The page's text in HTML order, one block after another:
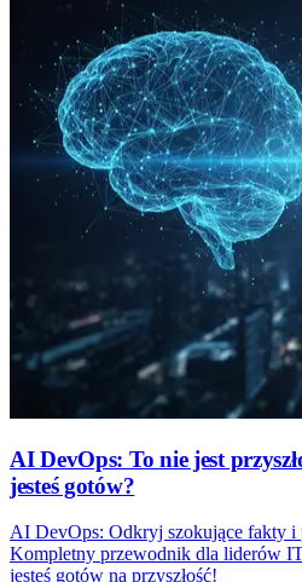
AI DevOps: To nie jest
jesteś gotów?
AI DevOps: Odkryj szokujące fakty i
Kompletny przewodnik dla liderów
jesteś gotów na przyszłość!